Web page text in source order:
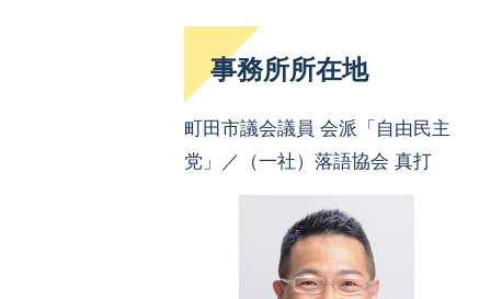
事務所所在地
町田市議会議員 会派「自由民主
党」／（一社）落語協会 真打